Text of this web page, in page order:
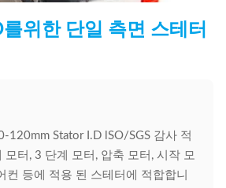
위한 단일 측면 스테터
120mm Stator I.D lSO/SGS 감사 적
모터, 3 단계 모터, 압축 모터, 시작 모
컨 등에 적용 된 스테터에 적합합니